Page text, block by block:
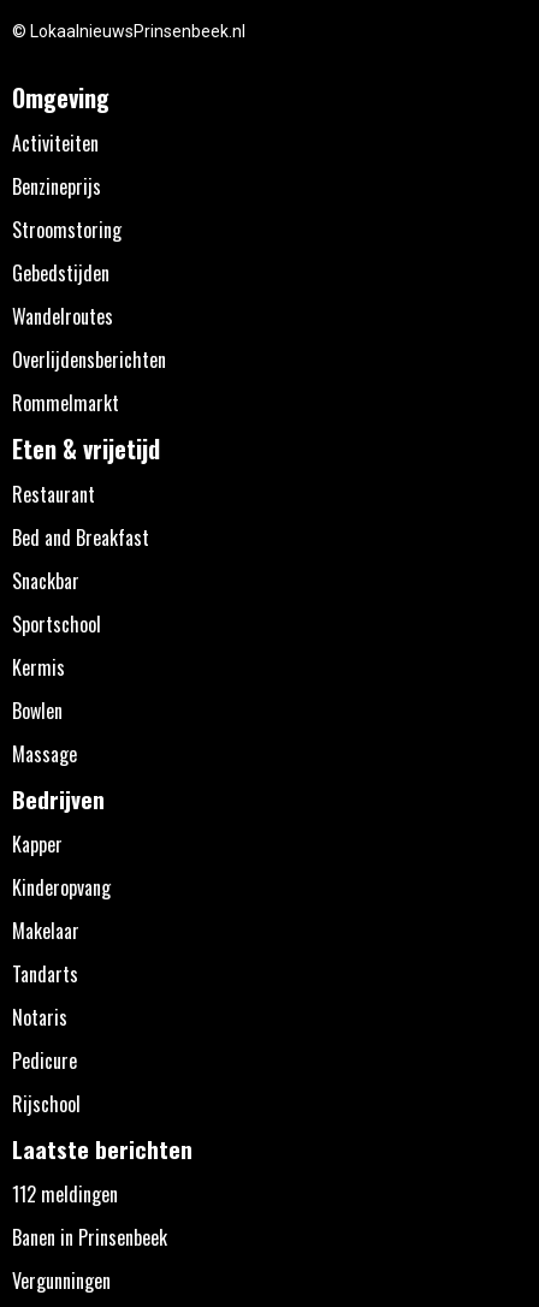
© LokaalnieuwsPrinsenbeek.nl
Omgeving
Activiteiten
Benzineprijs
Stroomstoring
Gebedstijden
Wandelroutes
Overlijdensberichten
Rommelmarkt
Eten & vrijetijd
Restaurant
Bed and Breakfast
Snackbar
Sportschool
Kermis
Bowlen
Massage
Bedrijven
Kapper
Kinderopvang
Makelaar
Tandarts
Notaris
Pedicure
Rijschool
Laatste berichten
112 meldingen
Banen in Prinsenbeek
Vergunningen